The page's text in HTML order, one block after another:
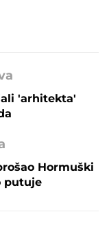
'arhitekta'
Hormuški
putuje